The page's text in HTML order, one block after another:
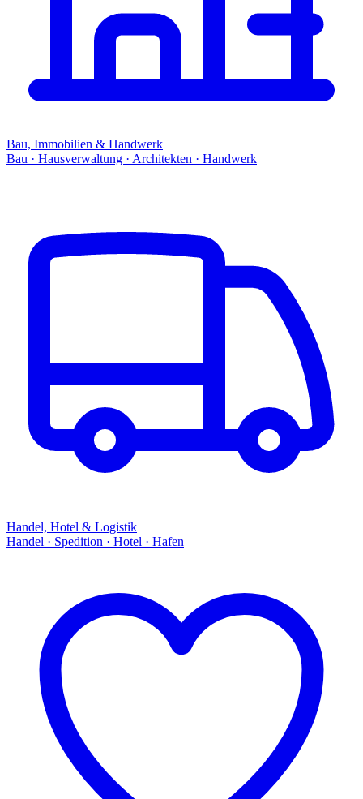
Bau, Immobilien & Handwerk
Bau · Hausverwaltung · Architekten · Handwerk
Handel, Hotel & Logistik
Handel · Spedition · Hotel · Hafen